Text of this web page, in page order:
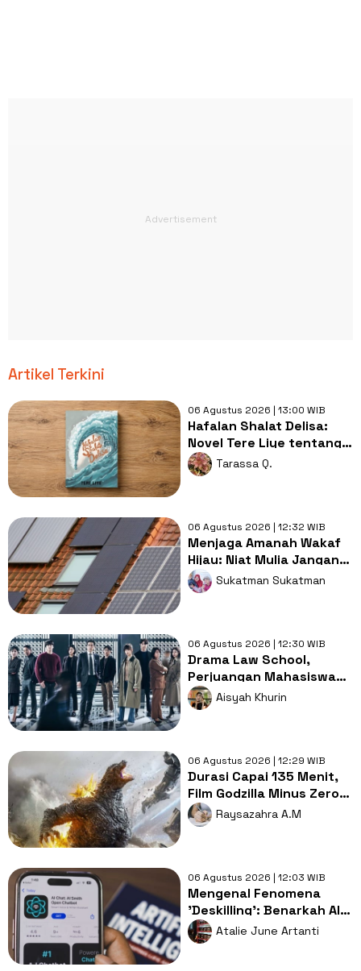
Artikel Terkini
06 Agustus 2026 | 13:00 WIB
Hafalan Shalat Delisa:
Novel Tere Liye tentang
Tsunami Aceh dan
Keikhlasan
Tarassa Q.
06 Agustus 2026 | 12:32 WIB
Menjaga Amanah Wakaf
Hijau: Niat Mulia Jangan
Mangkrak di Atap Masjid
Sukatman Sukatman
06 Agustus 2026 | 12:30 WIB
Drama Law School,
Perjuangan Mahasiswa
Hukum Membongkar
Misteri Pembunuhan
Aisyah Khurin
06 Agustus 2026 | 12:29 WIB
Durasi Capai 135 Menit,
Film Godzilla Minus Zero
Pecahkan Rekor
Franchise
Raysazahra A.M
06 Agustus 2026 | 12:03 WIB
Mengenal Fenomena
'Deskilling': Benarkah AI
Perlahan Menurunkan
Keterampilan Berpikir
Atalie June Artanti